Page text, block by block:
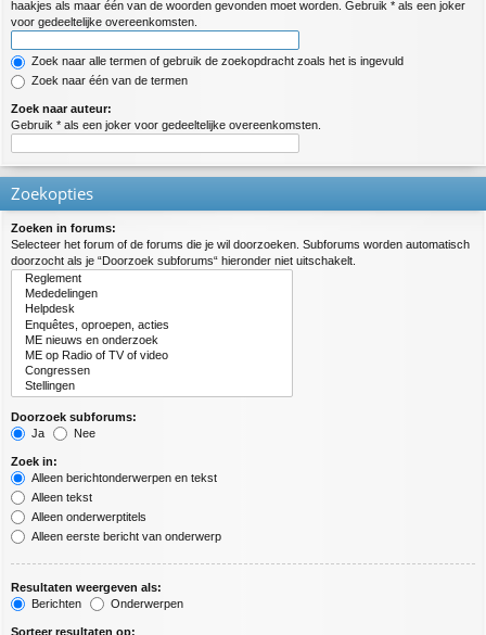
haakjes als maar één van de woorden gevonden moet worden. Gebruik * als een joker
voor gedeeltelijke overeenkomsten.
Zoek naar alle termen of gebruik de zoekopdracht zoals het is ingevuld
Zoek naar één van de termen
Zoek naar auteur:
Gebruik * als een joker voor gedeeltelijke overeenkomsten.
Zoekopties
Zoeken in forums:
Selecteer het forum of de forums die je wil doorzoeken. Subforums worden automatisch
doorzocht als je “Doorzoek subforums“ hieronder niet uitschakelt.
Doorzoek subforums:
Ja
Nee
Zoek in:
Alleen berichtonderwerpen en tekst
Alleen tekst
Alleen onderwerptitels
Alleen eerste bericht van onderwerp
Resultaten weergeven als:
Berichten
Onderwerpen
Sorteer resultaten op: